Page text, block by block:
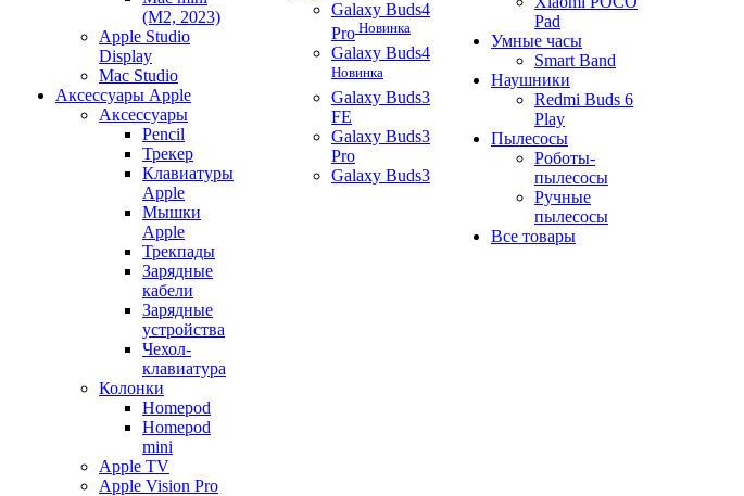
(M2, 2023)
Apple Studio
Display
Mac Studio
Аксессуары Apple
Аксессуары
Pencil
Трекер
Клавиатуры
Apple
Мышки
Apple
Трекпады
Зарядные
кабели
Зарядные
устройства
Чехол-
клавиатура
Колонки
Homepod
Homepod
mini
Apple TV
Apple Vision Pro
Galaxy Buds4
Pro Новинка
Galaxy Buds4
Новинка
Galaxy Buds3
FE
Galaxy Buds3
Pro
Galaxy Buds3
Pad
Умные часы
Smart Band
Наушники
Redmi Buds 6
Play
Пылесосы
Роботы-
пылесосы
Ручные
пылесосы
Все товары